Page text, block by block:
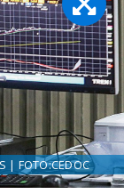
| FOTO:CEDOC